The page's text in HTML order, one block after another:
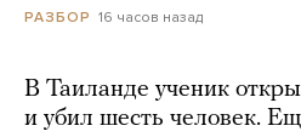
РАЗБОР 16 часов назад
В Таиланде ученик
и убил шесть человек.